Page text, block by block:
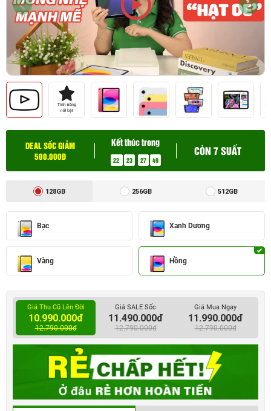
DEAL SỐC GIẢM
500.000Đ
Kết thúc trong
22 23 27 48
CÒN 7 SUẤT
128GB 256GB 512GB
Bạc Xanh Dương
Vàng Hồng
Giá Thu Cũ Lên Đời
10.990.000đ
12.790.000đ
Giá SALE Sốc
11.490.000đ
12.790.000đ
Giá Mua Ngay
11.990.000đ
12.790.000đ